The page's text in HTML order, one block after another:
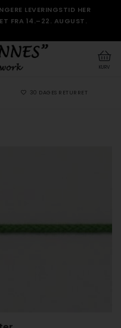
LEVERINGSTID HER
FRA 14.–22. AUGUST.
KURV
30 DAGES RETURRET